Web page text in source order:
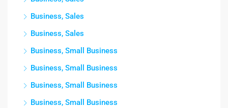
Business, Sales
Business, Sales
Business, Small Business
Business, Small Business
Business, Small Business
Business, Small Business